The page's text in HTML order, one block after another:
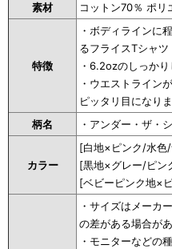
素材
コットン70％ ポリ
特徴
・ボディラインに
るフライスTシャツ
・6.2ozのしっか
・ウエストライン
ピッタリ目になりま
柄名
・アンダー・ザ・
カラー
[白地×ピンク/水色
[黒地×グレー/ピン
[ベビーピンク地×
・サイズはメーカ
の差がある場合があ
・モニターなどの